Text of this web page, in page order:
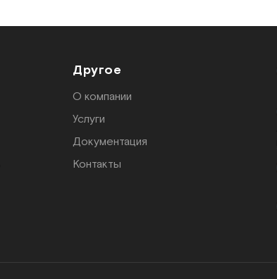
Другое
О компании
Услуги
Документация
Контакты